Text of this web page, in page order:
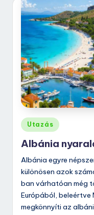
Posted
in
Utazás
Albánia
Albánia egyre
különösen azok
ban várhatóan még
Európából, beleértve
megkönnyíti az